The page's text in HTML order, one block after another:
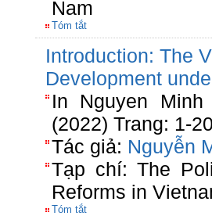
Nam
Tóm tắt
Introduction: The
Development
In Nguyen
(2022) Trang: 1-
Tác giả: Nguyễn
Tạp chí: The
Reforms in
Tóm tắt